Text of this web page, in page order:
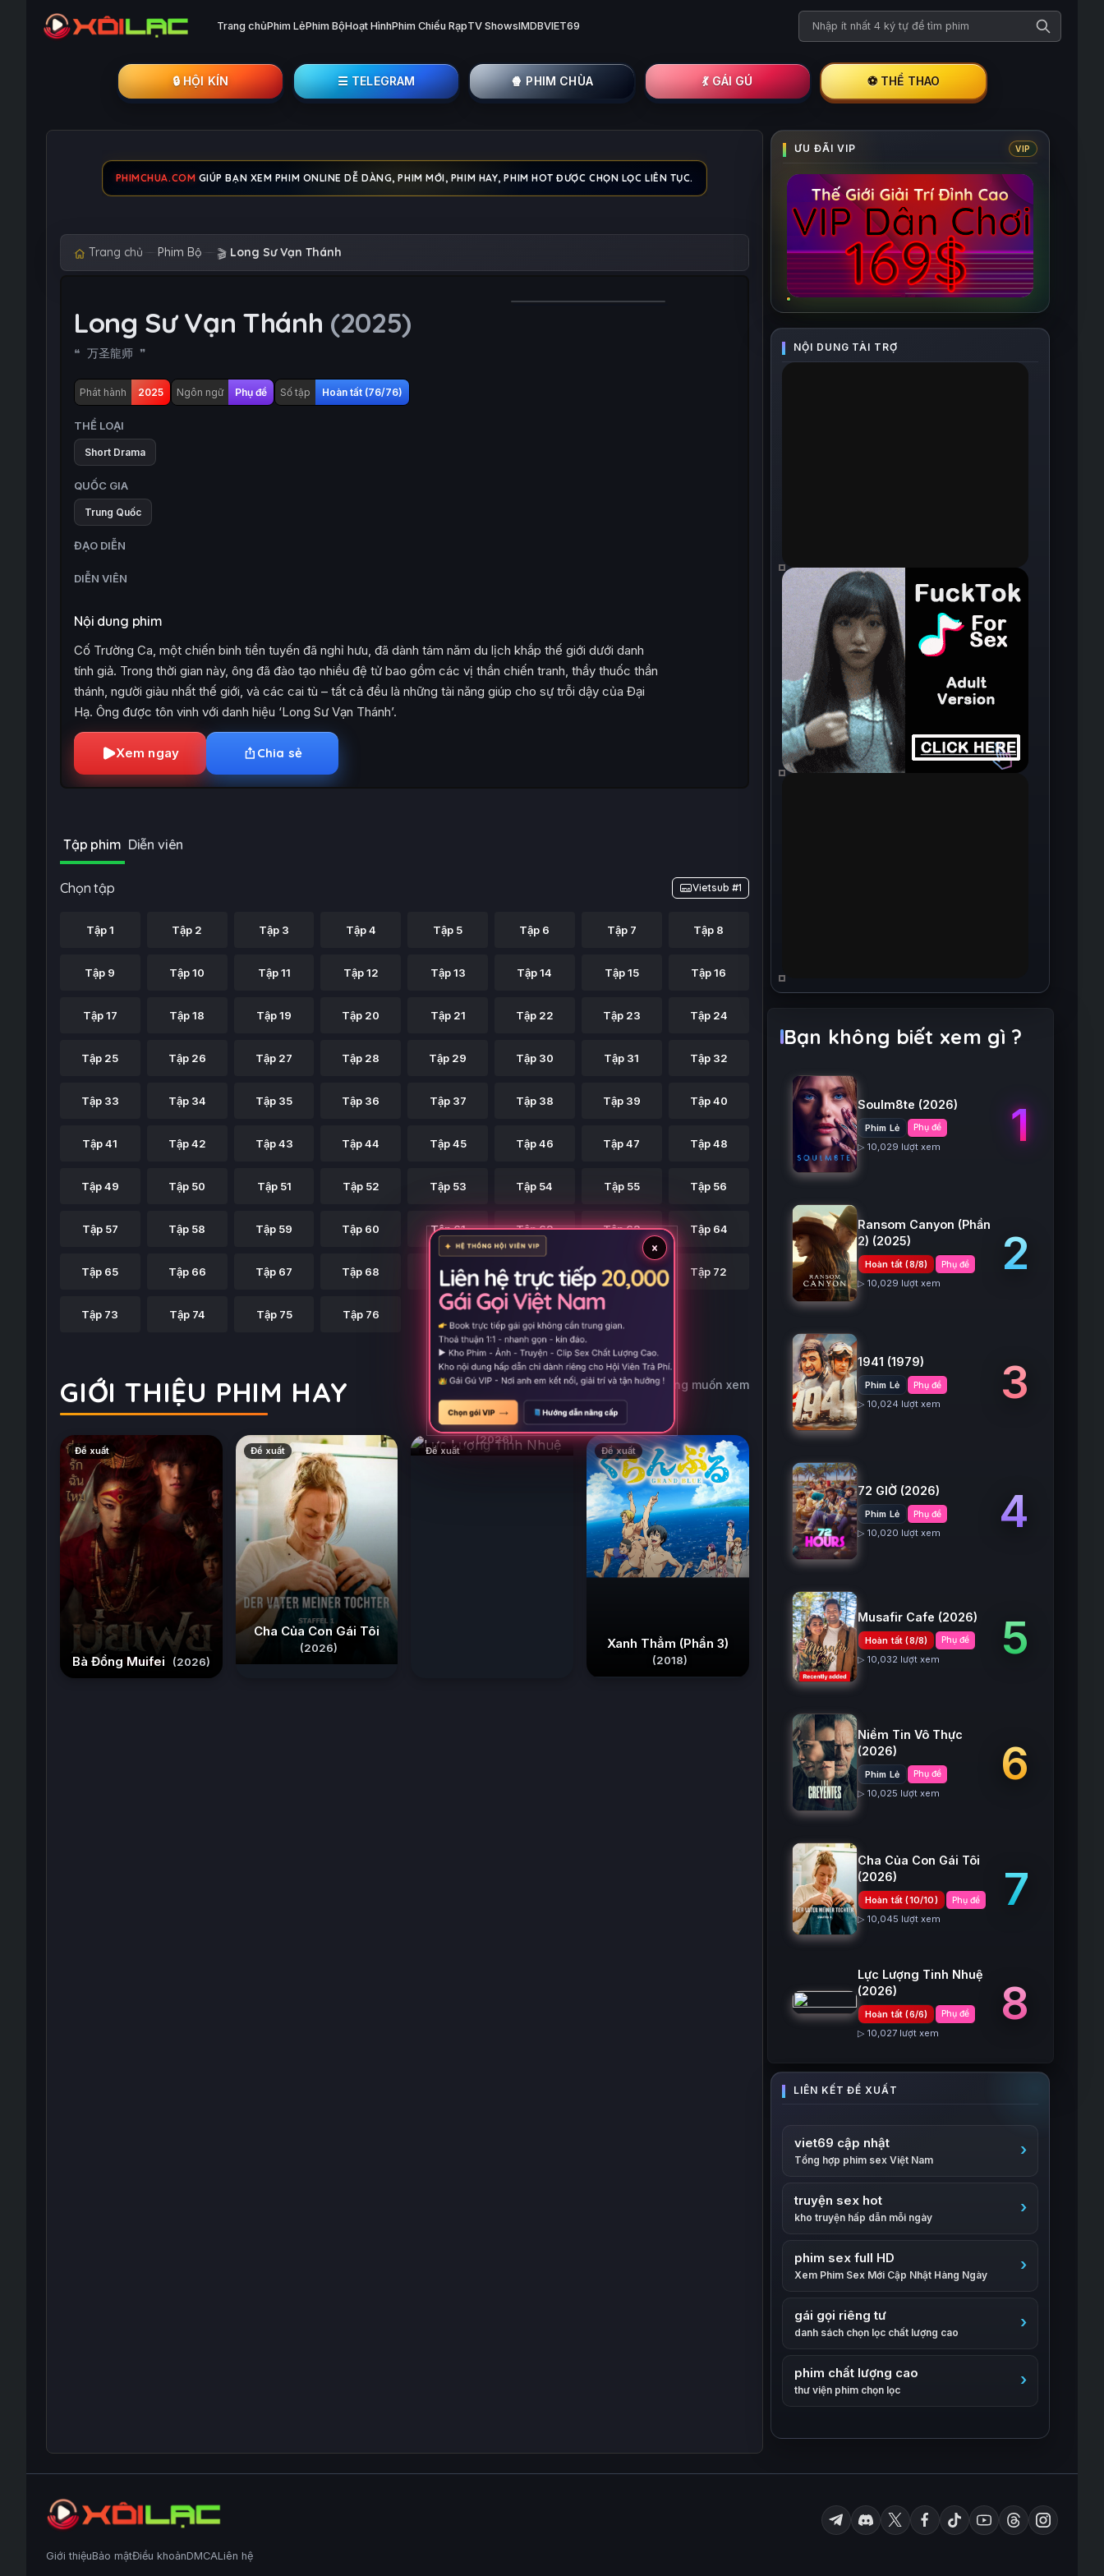
Trang chủPhim LẻPhim BộHoạt HìnhPhim Chiếu RạpTV ShowsIMDBVIET69 Tìm kiếm phim
🔒︎ HỘI KÍN ☰ TELEGRAM 🍿 PHIM CHÙA 💃 GÁI GÚ ⚽ THỂ THAO
PHIMCHUA.COM GIÚP BẠN XEM PHIM ONLINE DỄ DÀNG, PHIM MỚI, PHIM HAY, PHIM HOT ĐƯỢC CHỌN LỌC LIÊN TỤC.
Trang chủ Phim Bộ 🎬 Long Sư Vạn Thánh
Long Sư Vạn Thánh (2025)
万圣龍师
Phát hành 2025 Ngôn ngữ Phụ đề Số tập Hoàn tất (76/76)
THỂ LOẠI
Short Drama
QUỐC GIA
Trung Quốc
ĐẠO DIỄN
DIỄN VIÊN
Nội dung phim
Cố Trường Ca, một chiến binh tiền tuyến đã nghỉ hưu, đã dành tám năm du lịch khắp thế giới dưới danh
tính giả. Trong thời gian này, ông đã đào tạo nhiều đệ tử bao gồm các vị thần chiến tranh, thầy thuốc thần
thánh, người giàu nhất thế giới, và các cai tù – tất cả đều là những tài năng giúp cho sự trỗi dậy của Đại
Hạ. Ông được tôn vinh với danh hiệu ‘Long Sư Vạn Thánh’.
Xem ngay Chia sẻ
Tập phim Diễn viên
Chọn tập Vietsub #1
Tập 1 Tập 2 Tập 3 Tập 4 Tập 5 Tập 6 Tập 7 Tập 8
Tập 9 Tập 10 Tập 11 Tập 12 Tập 13 Tập 14 Tập 15 Tập 16
Tập 17 Tập 18 Tập 19 Tập 20 Tập 21 Tập 22 Tập 23 Tập 24
Tập 25 Tập 26 Tập 27 Tập 28 Tập 29 Tập 30 Tập 31 Tập 32
Tập 33 Tập 34 Tập 35 Tập 36 Tập 37 Tập 38 Tập 39 Tập 40
Tập 41 Tập 42 Tập 43 Tập 44 Tập 45 Tập 46 Tập 47 Tập 48
Tập 49 Tập 50 Tập 51 Tập 52 Tập 53 Tập 54 Tập 55 Tập 56
Tập 57 Tập 58 Tập 59 Tập 60 Tập 61 Tập 62 Tập 63 Tập 64
Tập 65 Tập 66 Tập 67 Tập 68 Tập 69 Tập 70 Tập 71 Tập 72
Tập 73 Tập 74 Tập 75 Tập 76
GIỚI THIỆU PHIM HAY Có thể bạn cũng muốn xem
Đề xuất
Bà Đồng Muifei (2026)
Đề xuất
Cha Của Con Gái Tôi
(2026)
Đề xuất
Lực Lượng Tinh Nhuệ
(2026)
Đề xuất
Xanh Thẳm (Phần 3)
(2018)
Bạn không biết xem gì ?
Soulm8te (2026)
Phim Lẻ Phụ đề
▷ 10,029 lượt xem 1
Ransom Canyon (Phần
2) (2025)
Hoàn tất (8/8) Phụ đề
▷ 10,029 lượt xem
2
1941 (1979)
Phim Lẻ Phụ đề
▷ 10,024 lượt xem 3
72 GIỜ (2026)
Phim Lẻ Phụ đề
▷ 10,020 lượt xem 4
Musafir Cafe (2026)
Hoàn tất (8/8) Phụ đề
▷ 10,032 lượt xem 5
Niềm Tin Vô Thực
(2026)
Phim Lẻ Phụ đề
▷ 10,025 lượt xem
6
Cha Của Con Gái Tôi
(2026)
Hoàn tất (10/10) Phụ đề
▷ 10,045 lượt xem
7
Lực Lượng Tinh Nhuệ
(2026)
Hoàn tất (6/6) Phụ đề
▷ 10,027 lượt xem
8
viet69 cập nhật
Tổng hợp phim sex Việt Nam
truyện sex hot
kho truyện hấp dẫn mỗi ngày
phim sex full HD
Xem Phim Sex Mới Cập Nhật Hàng Ngày
gái gọi riêng tư
danh sách chọn lọc chất lượng cao
phim chất lượng cao
thư viện phim chọn lọc
Giới thiệuBảo mậtĐiều khoảnDMCALiên hệ
×